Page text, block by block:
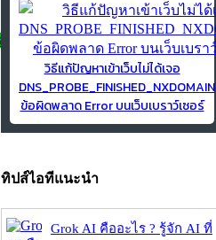
วิธีแก้ปัญหาเข้าเว็บไม่ได้เจอ
DNS_PROBE_FINISHED_NXDOMAIN
ข้อผิดพลาด Error บนเว็บเบราว์เซอร์
ทิปส์ไอทีแนะนำ
Grok AI คืออะไร ? รู้จัก AI ที่